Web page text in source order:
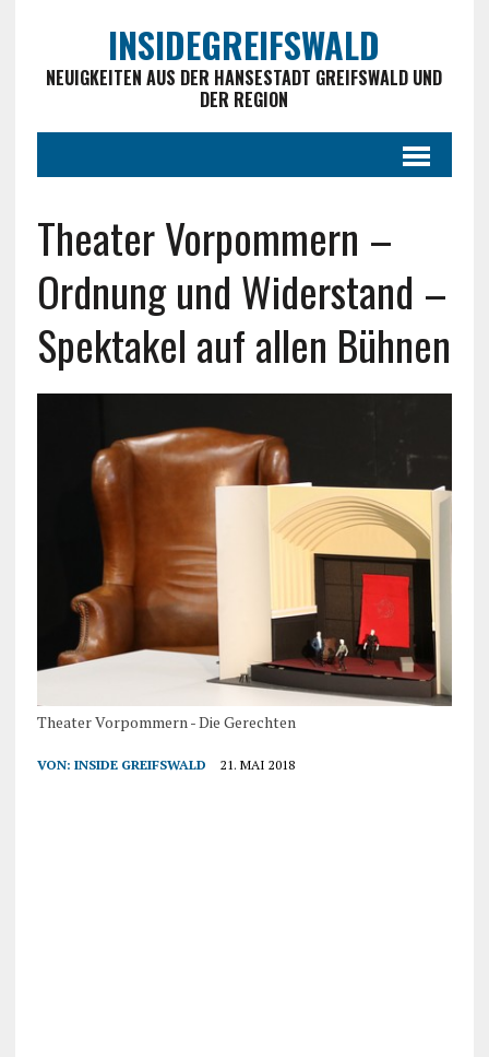
INSIDEGREIFSWALD
NEUIGKEITEN AUS DER HANSESTADT GREIFSWALD UND
DER REGION
Theater Vorpommern –
Ordnung und Widerstand –
Spektakel auf allen Bühnen
Theater Vorpommern - Die Gerechten
VON: INSIDE GREIFSWALD 21. MAI 2018